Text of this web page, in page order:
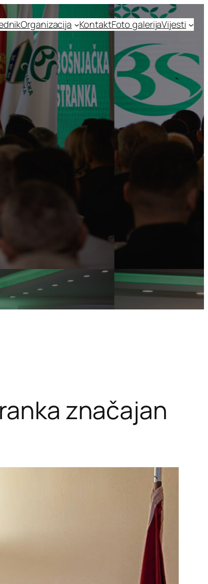
Organizacija KontaktFoto galerijaVijesti
značajan